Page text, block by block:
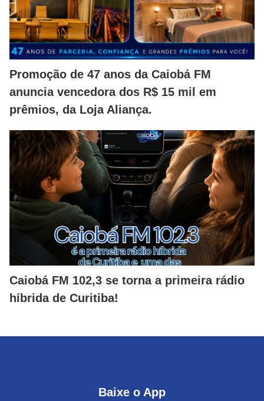
Promoção de 47 anos da Caiobá FM
anuncia vencedora dos R$ 15 mil em
prêmios, da Loja Aliança.
Caiobá FM 102,3 se torna a primeira rádio
híbrida de Curitiba!
Baixe o App